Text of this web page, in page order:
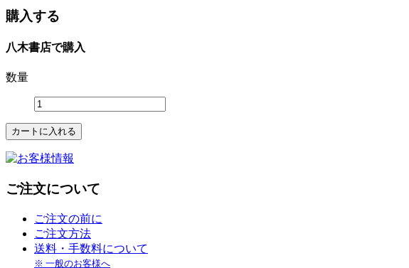
購入する
八木書店で購入
数量
ご注文について
ご注文の前に
ご注文方法
送料・手数料について
※ 一般のお客様へ